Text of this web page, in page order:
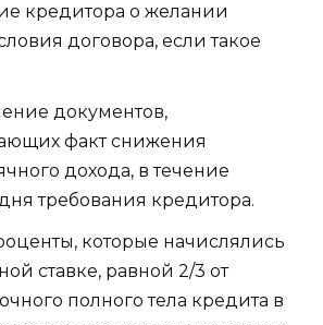
кредитора о желании
договора, если такое
документов,
факт снижения
дохода, в течение
требования кредитора.
которые начислялись
ставке, равной 2/3 от
полного тела кредита в